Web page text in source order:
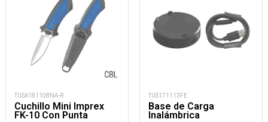
TUSA181108NA-R
Cuchillo Mini Imprex
FK-10 Con Punta
TUS171113FE
Base de Carga
Inalámbrica